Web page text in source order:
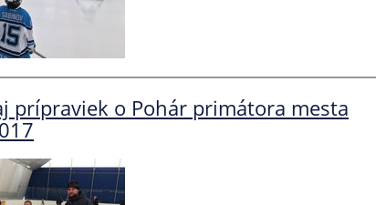
prípraviek o Pohár primátora mesta